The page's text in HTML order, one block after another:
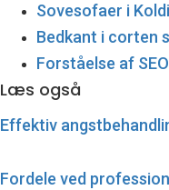
Sovesofaer i
Bedkant i corten
Forståelse af
Læs også
Effektiv
Fordele ved